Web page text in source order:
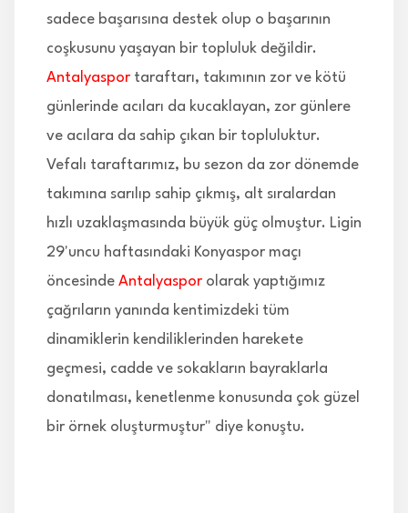
sadece başarısına destek olup o başarının
coşkusunu yaşayan bir topluluk değildir.
Antalyaspor taraftarı, takımının zor ve kötü
günlerinde acıları da kucaklayan, zor günlere
ve acılara da sahip çıkan bir topluluktur.
Vefalı taraftarımız, bu sezon da zor dönemde
takımına sarılıp sahip çıkmış, alt sıralardan
hızlı uzaklaşmasında büyük güç olmuştur. Ligin
29'uncu haftasındaki Konyaspor maçı
öncesinde Antalyaspor olarak yaptığımız
çağrıların yanında kentimizdeki tüm
dinamiklerin kendiliklerinden harekete
geçmesi, cadde ve sokakların bayraklarla
donatılması, kenetlenme konusunda çok güzel
bir örnek oluşturmuştur" diye konuştu.